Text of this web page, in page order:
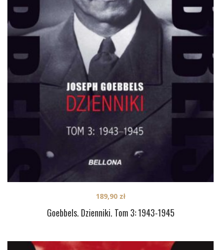
Goebbels. Dzienniki. Tom 3: 1943-1945
189,90 zł